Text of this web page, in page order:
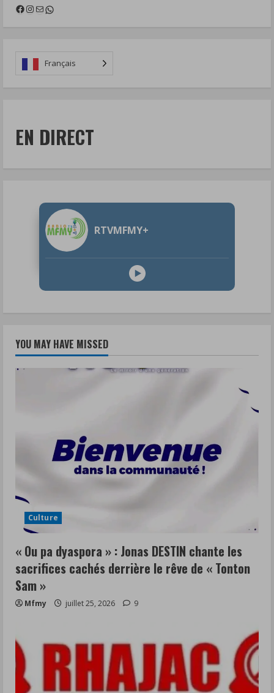
Facebook
Instagram
MailWhatsApp
Français
EN DIRECT
RTVMFMY+
YOU MAY HAVE MISSED
Culture
« Ou pa dyaspora » : Jonas DESTIN chante les
sacrifices cachés derrière le rêve de « Tonton
Sam »
Mfmy juillet 25, 2026 9